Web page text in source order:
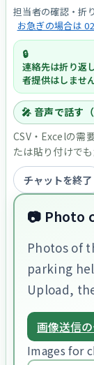
担当者の確認・折
お急ぎの場合は
連絡先は折り返
者提供はしません
🎤 音声で話す
CSV・Excelの需
たは貼り付けでも
チャットを終了
📷 Photo
Photos of
parking
Upload,
画像送信
Images for